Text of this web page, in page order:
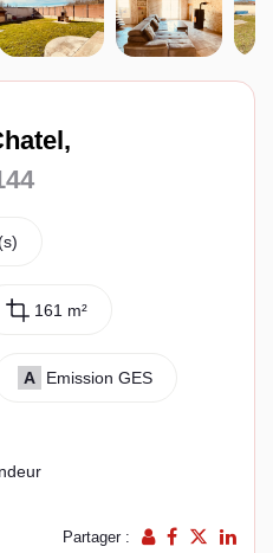
161 m²
A Emission GES
Partager :